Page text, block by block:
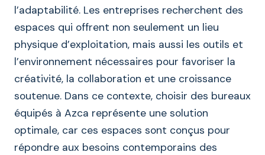
l’adaptabilité. Les entreprises recherchent des
espaces qui offrent non seulement un lieu
physique d’exploitation, mais aussi les outils et
l’environnement nécessaires pour favoriser la
créativité, la collaboration et une croissance
soutenue. Dans ce contexte, choisir des bureaux
équipés à Azca représente une solution
optimale, car ces espaces sont conçus pour
répondre aux besoins contemporains des